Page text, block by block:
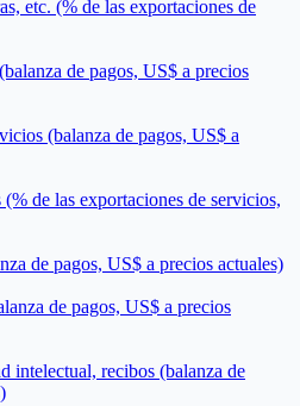
etc. (% de las exportaciones de
de pagos, US$ a precios
(balanza de pagos, US$ a
de las exportaciones de servicios,
de pagos, US$ a precios actuales)
de pagos, US$ a precios
intelectual, recibos (balanza de